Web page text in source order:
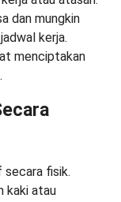
dan mungkin
kerja.
menciptakan
secara fisik.
kaki atau